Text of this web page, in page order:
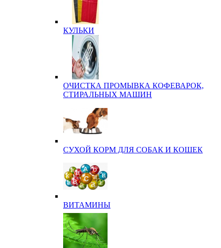
КУЛЬКИ
ОЧИСТКА ПРОМЫВКА КОФЕВАРОК,
СТИРАЛЬНЫХ МАШИН
СУХОЙ КОРМ ДЛЯ СОБАК И КОШЕК
ВИТАМИНЫ